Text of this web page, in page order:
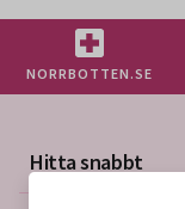
NORRBOTTEN.SE
Hitta snabbt